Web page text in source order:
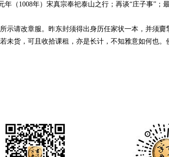
年（1008年）宋真宗奉祀泰山之行；再谈“庄子事”；
示请改章服。昨东封须得出身历任家状一本，并须
未货，可且收拾课租，亦是长计，不知雅意如何也